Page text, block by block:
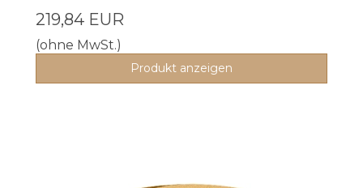
219,84 EUR
(ohne MwSt.)
Produkt anzeigen